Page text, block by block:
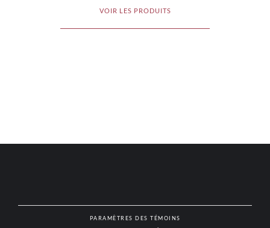
VOIR LES PRODUITS
PARAMÈTRES DES TÉMOINS